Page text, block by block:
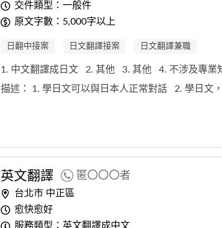
交件類型：一般件
原文字數：5,000字以上
日翻中接案 日文翻譯接案 日文翻譯兼職
1. 中文翻譯成日文 2. 其他 3. 其他 4. 不涉及專業
描述： 1. 學日文可以與日本人正常對話 2. 學日文
英文翻譯 匿〇〇〇者
台北市 中正區
愈快愈好
服務類型：英文翻譯成中文